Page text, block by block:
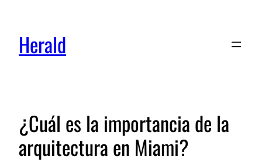
Herald
¿Cuál es la importancia de la
arquitectura en Miami?